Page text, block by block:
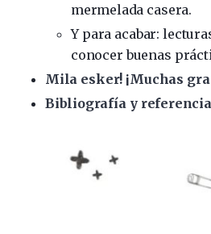
mermelada casera.
Y para acabar:
conocer buenas
Mila esker! ¡Muchas
Bibliografía y